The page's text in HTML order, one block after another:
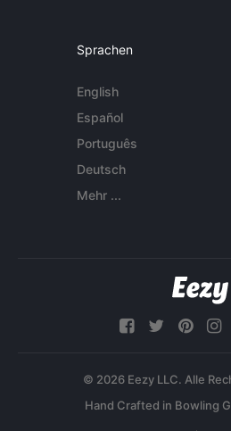
Sprachen
English
Español
Português
Deutsch
Mehr ...
© 2026 Eezy LLC. Alle